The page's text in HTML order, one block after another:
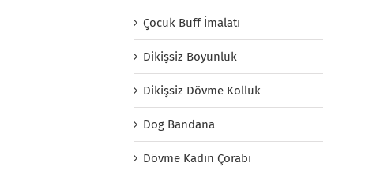
Çocuk Buff İmalatı
Dikişsiz Boyunluk
Dikişsiz Dövme Kolluk
Dog Bandana
Dövme Kadın Çorabı